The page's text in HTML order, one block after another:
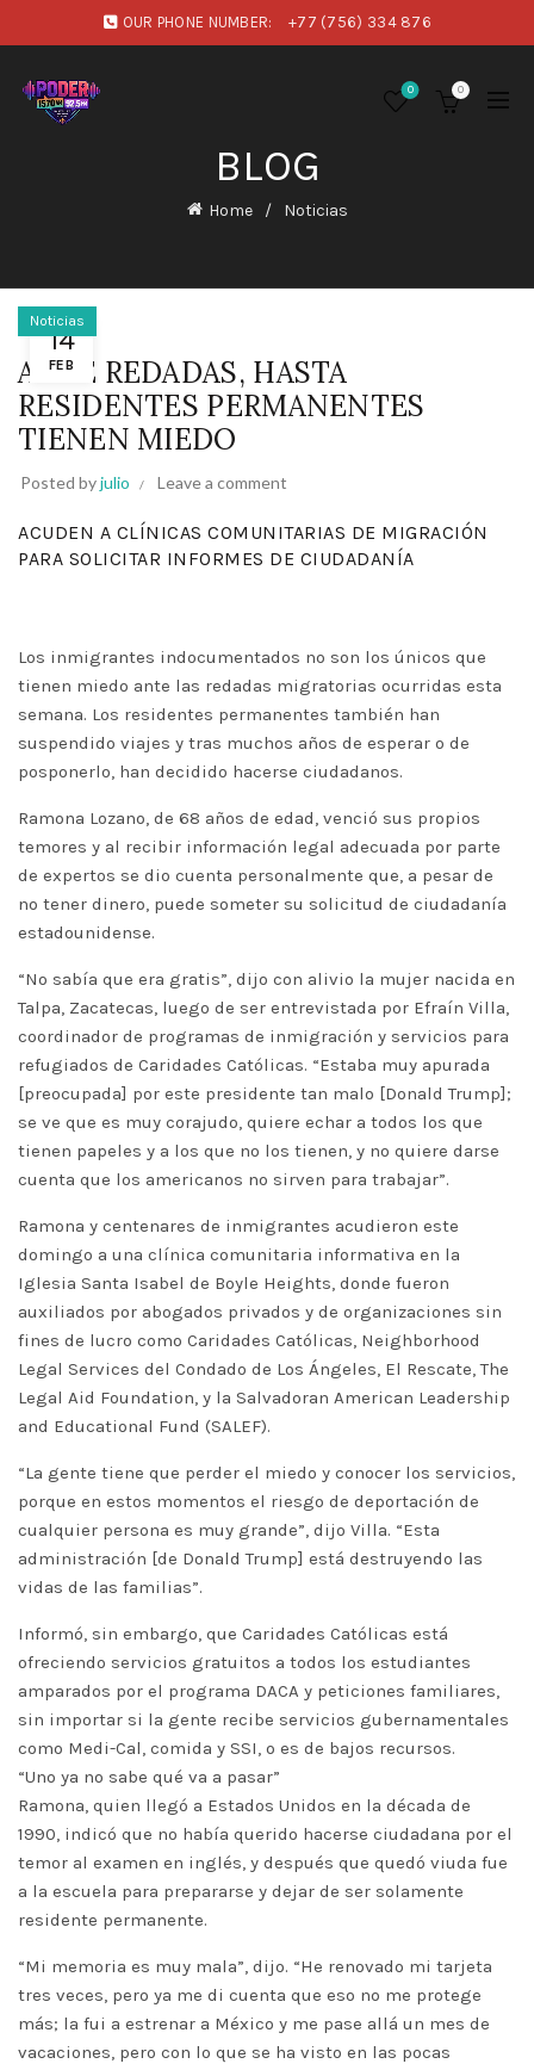
OUR PHONE NUMBER: +77 (756) 334 876
0 0
BLOG
Home Noticias
14
FEB
Noticias
ANTE REDADAS, HASTA
RESIDENTES PERMANENTES
TIENEN MIEDO
Posted byjulio Leave a comment
ACUDEN A CLÍNICAS COMUNITARIAS DE MIGRACIÓN
PARA SOLICITAR INFORMES DE CIUDADANÍA
Los inmigrantes indocumentados no son los únicos que
tienen miedo ante las redadas migratorias ocurridas esta
semana. Los residentes permanentes también han
suspendido viajes y tras muchos años de esperar o de
posponerlo, han decidido hacerse ciudadanos.
Ramona Lozano, de 68 años de edad, venció sus propios
temores y al recibir información legal adecuada por parte
de expertos se dio cuenta personalmente que, a pesar de
no tener dinero, puede someter su solicitud de ciudadanía
estadounidense.
“No sabía que era gratis”, dijo con alivio la mujer nacida en
Talpa, Zacatecas, luego de ser entrevistada por Efraín Villa,
coordinador de programas de inmigración y servicios para
refugiados de Caridades Católicas. “Estaba muy apurada
[preocupada] por este presidente tan malo [Donald Trump];
se ve que es muy corajudo, quiere echar a todos los que
tienen papeles y a los que no los tienen, y no quiere darse
cuenta que los americanos no sirven para trabajar”.
Ramona y centenares de inmigrantes acudieron este
domingo a una clínica comunitaria informativa en la
Iglesia Santa Isabel de Boyle Heights, donde fueron
auxiliados por abogados privados y de organizaciones sin
fines de lucro como Caridades Católicas, Neighborhood
Legal Services del Condado de Los Ángeles, El Rescate, The
Legal Aid Foundation, y la Salvadoran American Leadership
and Educational Fund (SALEF).
“La gente tiene que perder el miedo y conocer los servicios,
porque en estos momentos el riesgo de deportación de
cualquier persona es muy grande”, dijo Villa. “Esta
administración [de Donald Trump] está destruyendo las
vidas de las familias”.
Informó, sin embargo, que Caridades Católicas está
ofreciendo servicios gratuitos a todos los estudiantes
amparados por el programa DACA y peticiones familiares,
sin importar si la gente recibe servicios gubernamentales
como Medi-Cal, comida y SSI, o es de bajos recursos.
“Uno ya no sabe qué va a pasar”
Ramona, quien llegó a Estados Unidos en la década de
1990, indicó que no había querido hacerse ciudadana por el
temor al examen en inglés, y después que quedó viuda fue
a la escuela para prepararse y dejar de ser solamente
residente permanente.
“Mi memoria es muy mala”, dijo. “He renovado mi tarjeta
tres veces, pero ya me di cuenta que eso no me protege
más; la fui a estrenar a México y me pase allá un mes de
vacaciones, pero con lo que se ha visto en las pocas